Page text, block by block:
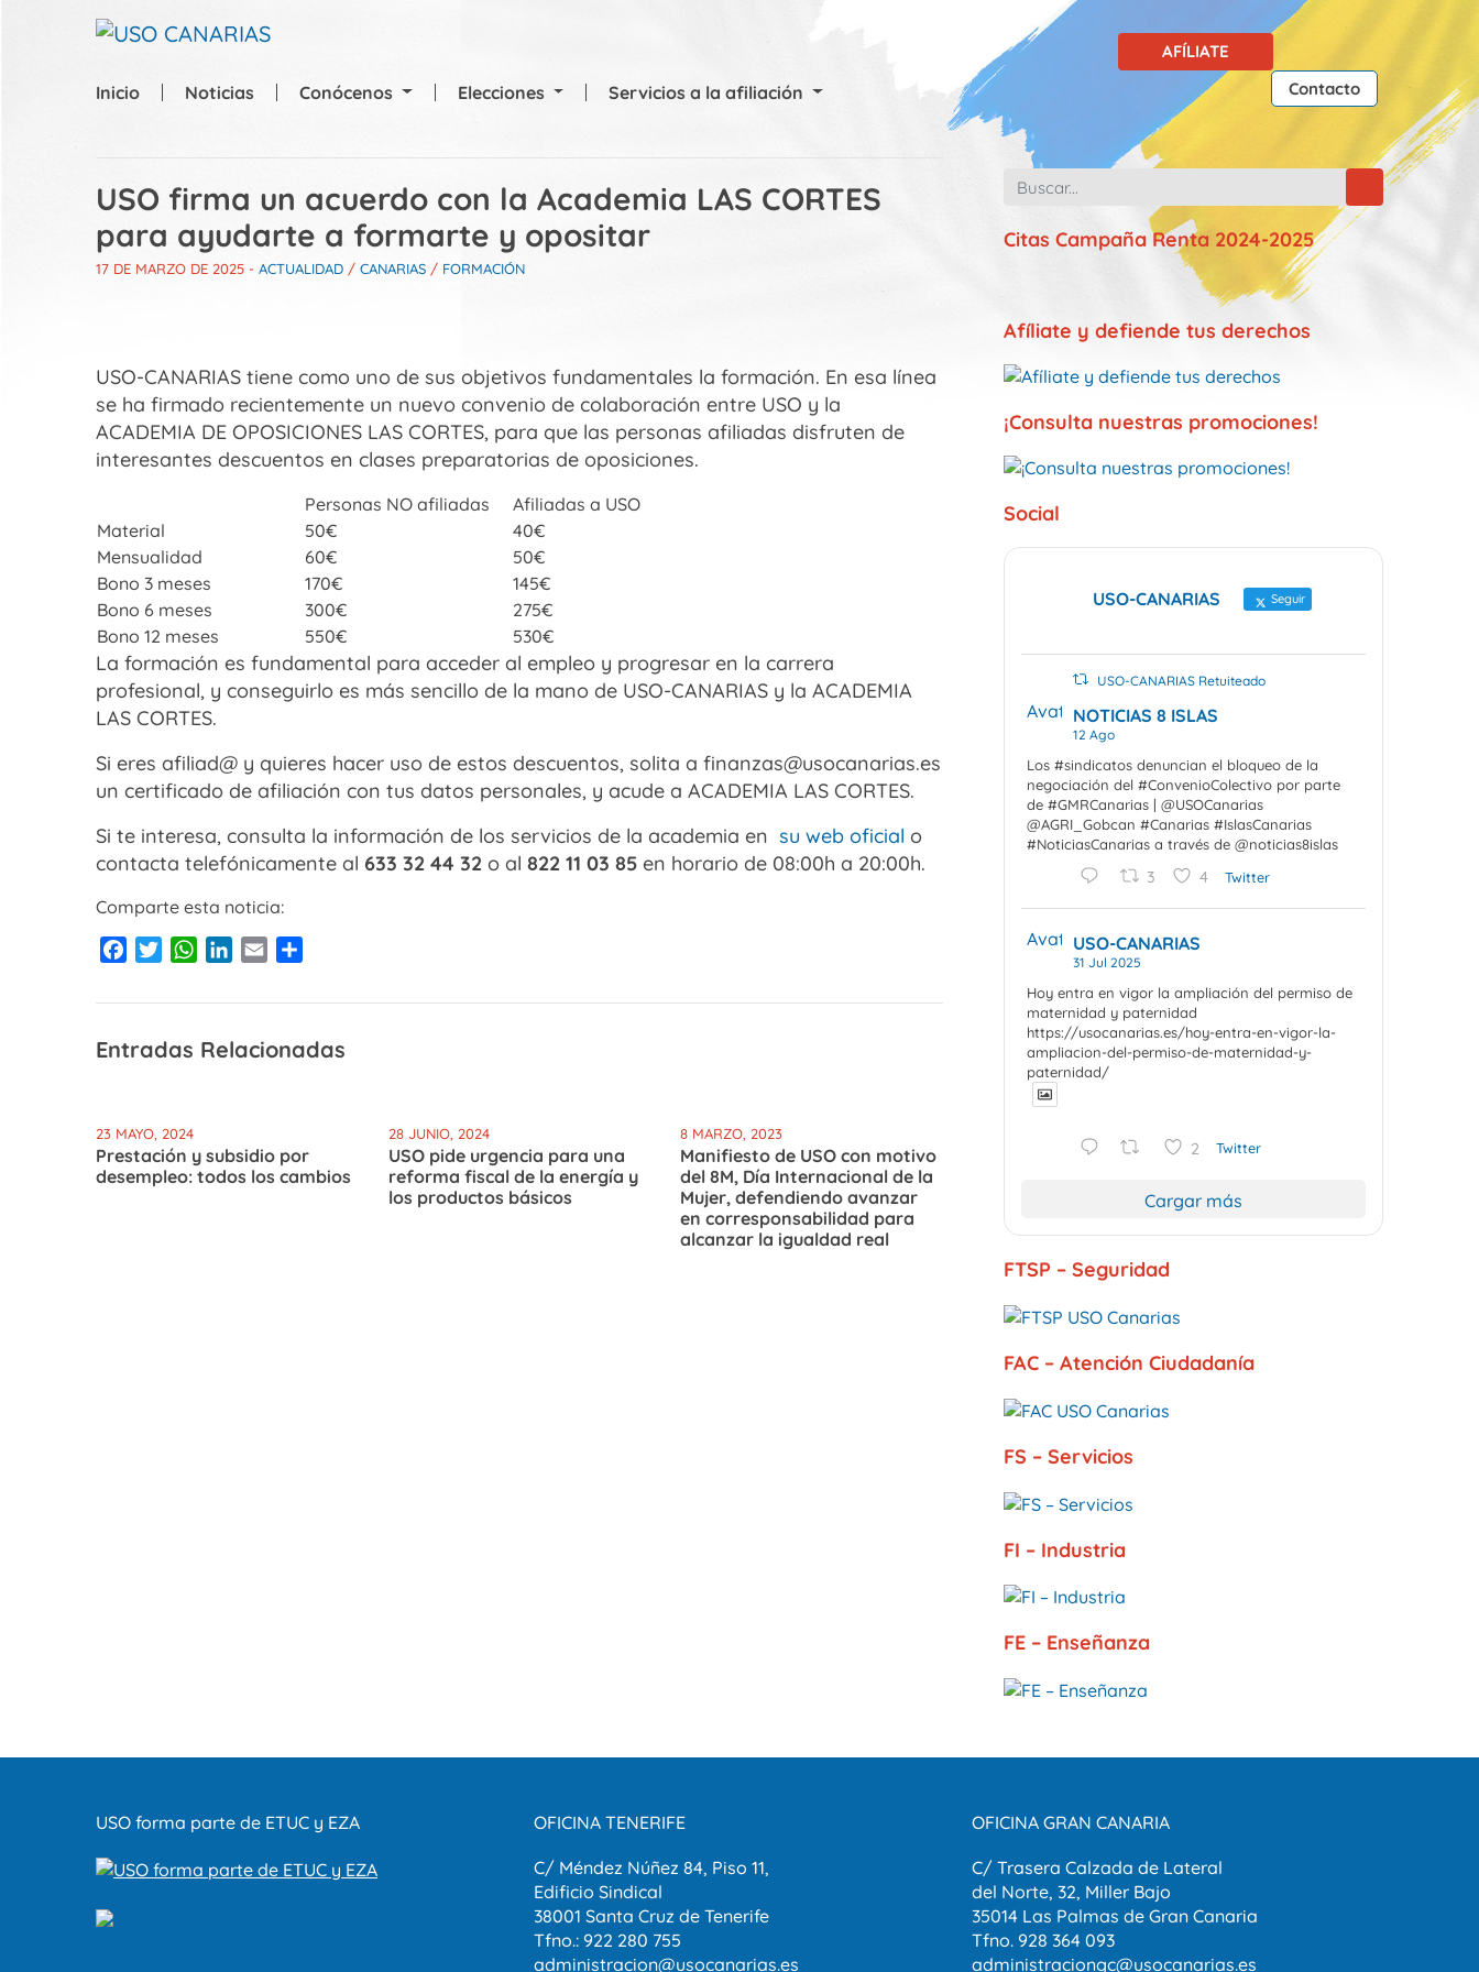
AFÍLIATE
Inicio Noticias Conócenos Elecciones Servicios a la afiliación Contacto
USO firma un acuerdo con la Academia LAS CORTES
para ayudarte a formarte y opositar
17 DE MARZO DE 2025 - ACTUALIDAD / CANARIAS / FORMACIÓN
USO-CANARIAS tiene como uno de sus objetivos fundamentales la formación. En esa línea
se ha firmado recientemente un nuevo convenio de colaboración entre USO y la
ACADEMIA DE OPOSICIONES LAS CORTES, para que las personas afiliadas disfruten de
interesantes descuentos en clases preparatorias de oposiciones.
Personas NO afiliadas
Afiliadas a USO
Material
50€
40€
Mensualidad
60€
50€
Bono 3 meses
170€
145€
Bono 6 meses
300€
275€
Bono 12 meses
550€ 530€
La formación es fundamental para acceder al empleo y progresar en la carrera
profesional, y conseguirlo es más sencillo de la mano de USO-CANARIAS y la ACADEMIA
LAS CORTES.
Si eres afiliad@ y quieres hacer uso de estos descuentos, solita a finanzas@usocanarias.es
un certificado de afiliación con tus datos personales, y acude a ACADEMIA LAS CORTES.
Si te interesa, consulta la información de los servicios de la academia en su web oficial o
contacta telefónicamente al 633 32 44 32 o al 822 11 03 85 en horario de 08:00h a 20:00h.
Comparte esta noticia:
Facebook
TwitterWhatsApp
LinkedIn
Email
Entradas Relacionadas
23 MAYO, 2024
Prestación y subsidio por
desempleo: todos los cambios
28 JUNIO, 2024
USO pide urgencia para una
reforma fiscal de la energía y
los productos básicos
8 MARZO, 2023
Manifiesto de USO con motivo
del 8M, Día Internacional de la
Mujer, defendiendo avanzar
en corresponsabilidad para
alcanzar la igualdad real
Citas Campaña Renta 2024-2025
Afíliate y defiende tus derechos
¡Consulta nuestras promociones!
Social
USO-CANARIAS Seguir
USO-CANARIAS Retuiteado
AvatarNOTICIAS 8 ISLAS
12 Ago
Los #sindicatos denuncian el bloqueo de la
negociación del #ConvenioColectivo por parte
de #GMRCanarias | @USOCanarias
@AGRI_Gobcan #Canarias #IslasCanarias
#NoticiasCanarias a través de @noticias8islas
3 4 Twitter
AvatarUSO-CANARIAS
31 Jul 2025
Hoy entra en vigor la ampliación del permiso de
maternidad y paternidad
https://usocanarias.es/hoy-entra-en-vigor-la-
ampliacion-del-permiso-de-maternidad-y-
paternidad/
2 Twitter
Cargar más
FTSP – Seguridad
FAC – Atención Ciudadanía
FS – Servicios
FI – Industria
FE – Enseñanza
USO forma parte de ETUC y EZA OFICINA TENERIFE
C/ Méndez Núñez 84, Piso 11,
Edificio Sindical
38001 Santa Cruz de Tenerife
Tfno.: 922 280 755
administracion@usocanarias.es
OFICINA GRAN CANARIA
C/ Trasera Calzada de Lateral
del Norte, 32, Miller Bajo
35014 Las Palmas de Gran Canaria
Tfno. 928 364 093
administraciongc@usocanarias.es